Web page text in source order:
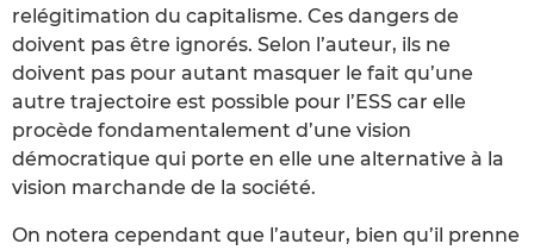
relégitimation du capitalisme. Ces dangers de
doivent pas être ignorés. Selon l’auteur, ils ne
doivent pas pour autant masquer le fait qu’une
autre trajectoire est possible pour l’ESS car elle
procède fondamentalement d’une vision
démocratique qui porte en elle une alternative à la
vision marchande de la société.
On notera cependant que l’auteur, bien qu’il prenne